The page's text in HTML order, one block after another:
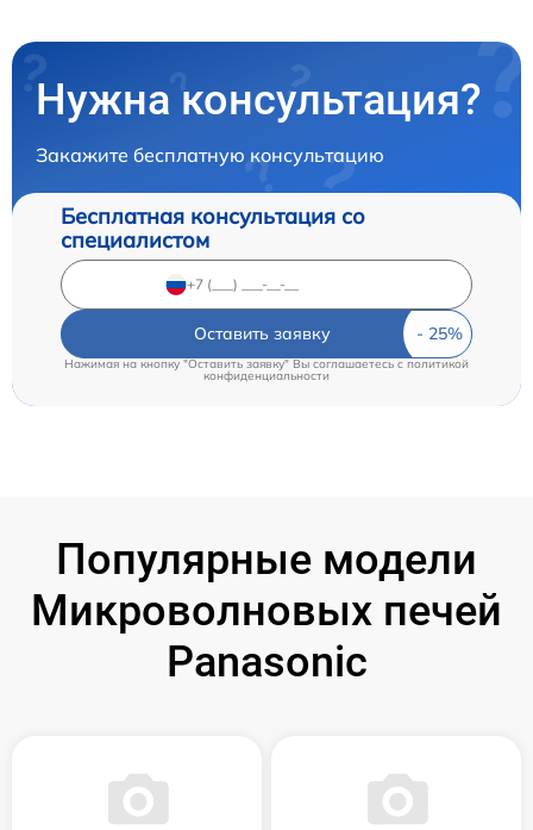
Нужна консультация?
Закажите бесплатную консультацию
Бесплатная консультация со
специалистом
Оставить заявку
Нажимая на кнопку "Оставить заявку" Вы соглашаетесь cполитикой
конфиденциальности
Популярные модели
Микроволновых печей
Panasonic